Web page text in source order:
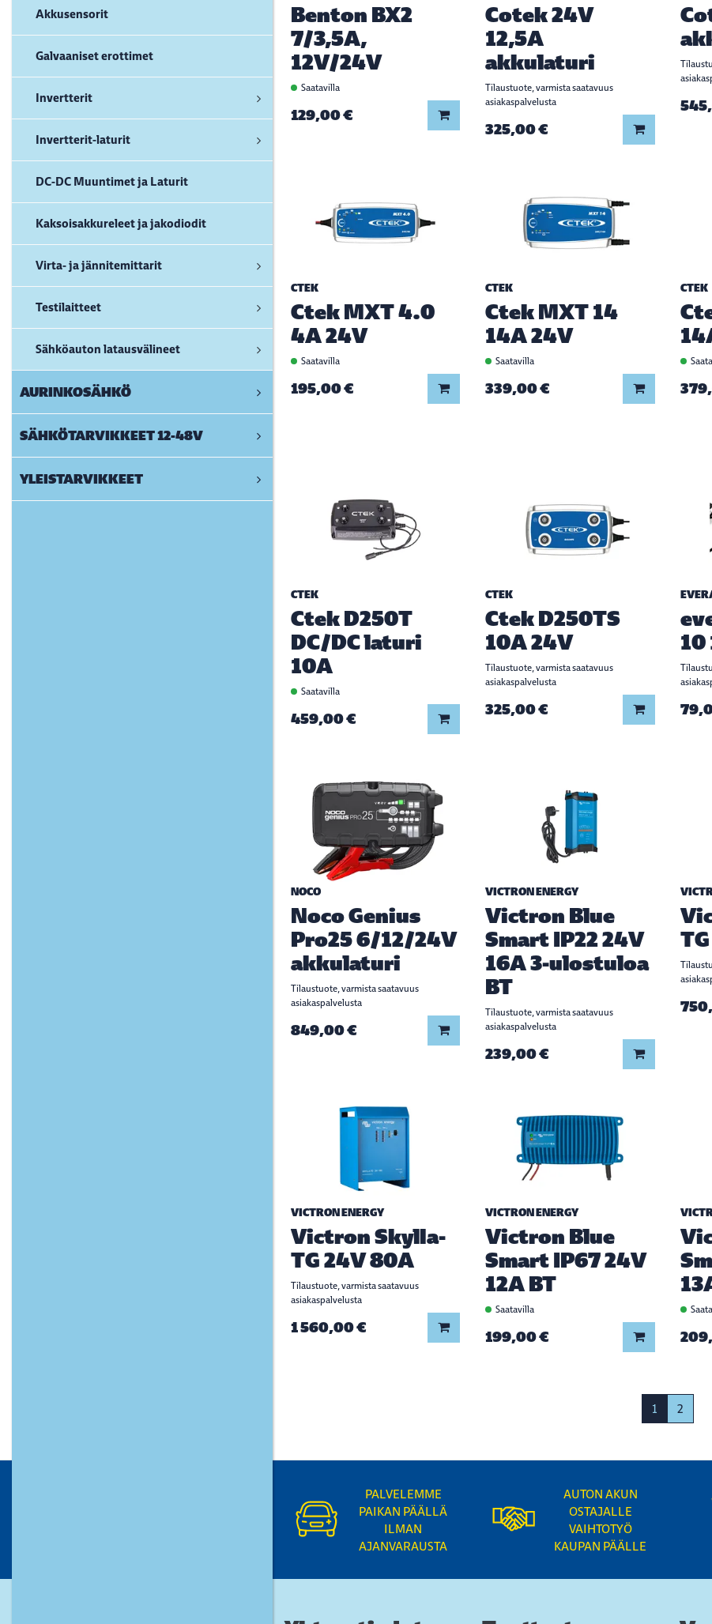
Akkusensorit
Galvaaniset erottimet
Invertterit
Invertterit-laturit
DC-DC Muuntimet ja Laturit
Kaksoisakkureleet ja jakodiodit
Virta- ja jännitemittarit
Testilaitteet
Sähköauton latausvälineet
AURINKOSÄHKÖ
SÄHKÖTARVIKKEET 12-48V
YLEISTARVIKKEET
Benton BX2
7/3,5A,
12V/24V
Saatavilla
129,00 € Lisää koriin
Cotek 24V
12,5A
akkulaturi
Tilaustuote, varmista saatavuus
asiakaspalvelusta
325,00 € Lisää koriin
CTEK
Ctek MXT 4.0
4A 24V
Saatavilla
195,00 € Lisää koriin
CTEK
Ctek MXT 14
14A 24V
Saatavilla
339,00 € Lisää koriin
CTEK
CTEK
Ctek D250T
DC/DC laturi
10A
Saatavilla
459,00 € Lisää koriin
CTEK
Ctek D250TS
10A 24V
Tilaustuote, varmista saatavuus
asiakaspalvelusta
325,00 € Lisää koriin
10
NOCO
Noco Genius
Pro25 6/12/24V
akkulaturi
Tilaustuote, varmista saatavuus
asiakaspalvelusta
849,00 € Lisää koriin
VICTRON ENERGY
Victron Blue
Smart IP22 24V
16A 3-ulostuloa
BT
Tilaustuote, varmista saatavuus
asiakaspalvelusta
239,00 € Lisää koriin
VICTRON ENERGY
Victron Skylla-
TG 24V 80A
Tilaustuote, varmista saatavuus
asiakaspalvelusta
1 560,00 € Lisää koriin
VICTRON ENERGY
Victron Blue
Smart IP67 24V
12A BT
Saatavilla
199,00 € Lisää koriin
1 2
PALVELEMME
PAIKAN PÄÄLLÄ
ILMAN
AJANVARAUSTA
AUTON AKUN
OSTAJALLE
VAIHTOTYÖ
KAUPAN PÄÄLLE